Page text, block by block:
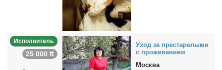
Исполнитель
25 000 ₶
Уход за пре­ста­ре­лы­ми
с про­жи­ва­ни­ем
Москва